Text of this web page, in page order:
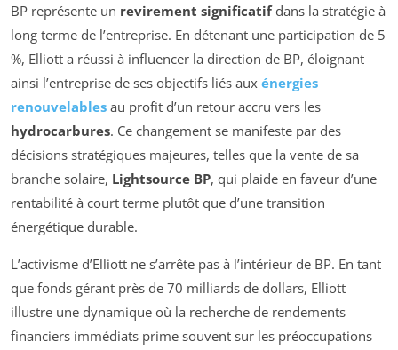
BP représente un revirement significatifdans la stratégie à
long terme de l’entreprise. En détenant une participation de 5
%, Elliott a réussi à influencer la direction de BP, éloignant
ainsi l’entreprise de ses objectifs liés aux énergies
renouvelables au profit d’un retour accru vers les
hydrocarbures. Ce changement se manifeste par des
décisions stratégiques majeures, telles que la vente de sa
branche solaire, Lightsource BP, qui plaide en faveur d’une
rentabilité à court terme plutôt que d’une transition
énergétique durable.
L’activisme d’Elliott ne s’arrête pas à l’intérieur de BP. En tant
que fonds gérant près de 70 milliards de dollars, Elliott
illustre une dynamique où la recherche de rendements
financiers immédiats prime souvent sur les préoccupations